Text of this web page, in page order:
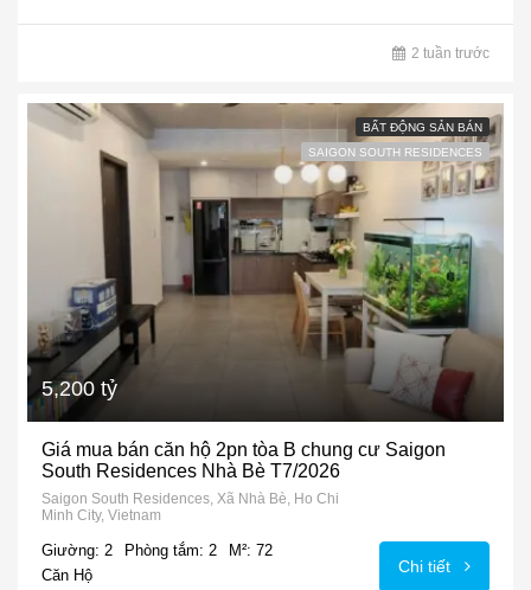
2 tuần trước
BẤT ĐỘNG SẢN BÁN
SAIGON SOUTH RESIDENCES
5,200 tỷ
Giá mua bán căn hộ 2pn tòa B chung cư Saigon
South Residences Nhà Bè T7/2026
Saigon South Residences, Xã Nhà Bè, Ho Chi
Minh City, Vietnam
Giường: 2 Phòng tắm: 2
M²: 72
Căn Hộ
Chi tiết